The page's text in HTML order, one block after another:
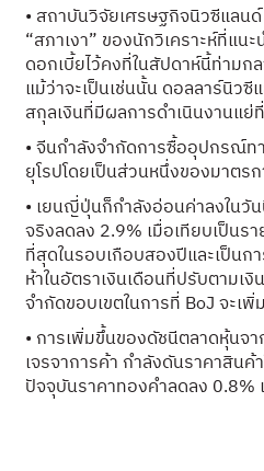
• สถาบันวิจัยเศรษฐกิจนิวซีแลนด์
“สภาเงา” ของนักวิเคราะห์ที่แน
ดอกเบี้ยไว้คงที่ในสัปดาห์นี้ท่ามก
แม้ว่าจะเป็นเช่นนั้น ดอลลาร์นิว
สกุลเงินที่มีผลการดำเนินงานแย่
• จีนกำลังจำกัดการซื้ออุปกรณ์
ยุโรปโดยเป็นส่วนหนึ่งของมาตร
• เยนญี่ปุ่นก็กำลังอ่อนค่าลงในวั
จริงลดลง 2.9% เมื่อเทียบเป็นร
ที่สุดในรอบเกือบสองปีและเป็นก
ห้าในอัตราเงินเดือนที่ปรับตามเ
จำกัดขอบเขตในการที่ BoJ จะเ
• การเพิ่มขึ้นของดัชนีตลาดหุ้นจ
เจรจาการค้า กำลังดันราคาสิน
ปัจจุบันราคาทองคำลดลง 0.8%